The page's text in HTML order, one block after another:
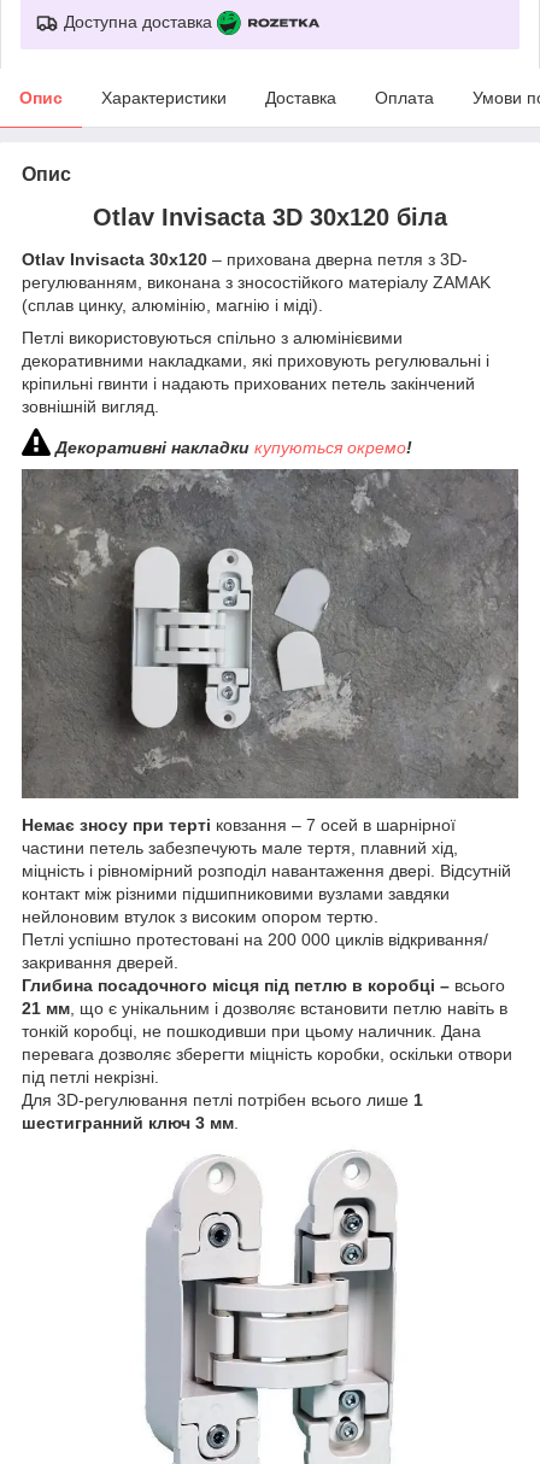
Доступна доставка
Опис Характеристики Доставка Оплата Умови
Опис
Otlav Invisacta 3D 30х120 біла
Otlav Invisacta 30х120 – прихована дверна петля з 3D-
регулюванням, виконана з зносостійкого матеріалу ZAMAK
(сплав цинку, алюмінію, магнію і міді).
Петлі використовуються спільно з алюмінієвими
декоративними накладками, які приховують регулювальні і
кріпильні гвинти і надають прихованих петель закінчений
зовнішній вигляд.
Декоративні накладки купуються окремо!
Немає зносу при терті ковзання – 7 осей в шарнірної
частини петель забезпечують мале тертя, плавний хід,
міцність і рівномірний розподіл навантаження двері. Відсутній
контакт між різними підшипниковими вузлами завдяки
нейлоновим втулок з високим опором тертю.
Петлі успішно протестовані на 200 000 циклів відкривання/
закривання дверей.
Глибина посадочного місця під петлю в коробці – всього
21 мм, що є унікальним і дозволяє встановити петлю навіть в
тонкій коробці, не пошкодивши при цьому наличник. Дана
перевага дозволяє зберегти міцність коробки, оскільки отвори
під петлі некрізні.
Для 3D-регулювання петлі потрібен всього лише 1
шестигранний ключ 3 мм.